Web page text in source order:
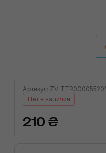
Артикул: ZV-
Нет в наличии
210 ₴